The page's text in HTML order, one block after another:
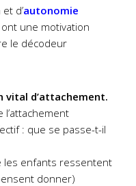
d’autonomie
une motivation
le décodeur
vital d’attachement.
: que se passe-t-il
les enfants ressentent
donner)